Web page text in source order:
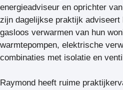
energieadviseur en oprichter van
zijn dagelijkse praktijk adviseert
gasloos verwarmen van hun
warmtepompen, elektrische
combinaties met isolatie en
Raymond heeft ruime